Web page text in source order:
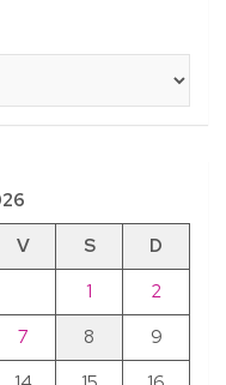
V S
D
1
2
7 8
9